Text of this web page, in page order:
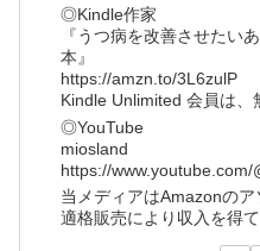
◎Kindle作家
『うつ病を改善させたい
本』
https://amzn.to/3L6zulP
Kindle Unlimited 会員は、
◎YouTube
miosland
https://www.youtube.com/
当メディアはAmazonのア
適格販売により収入を得て